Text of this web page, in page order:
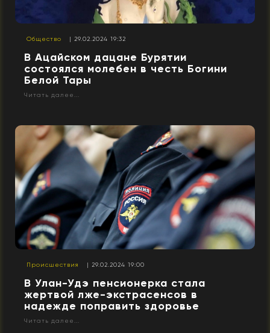
Общество | 29.02.2024 19:32
В Ацайском дацане Бурятии
состоялся молебен в честь Богини
Белой Тары
Читать далее...
Происшествия | 29.02.2024 19:00
В Улан-Удэ пенсионерка стала
жертвой лже-экстрасенсов в
надежде поправить здоровье
Читать далее...